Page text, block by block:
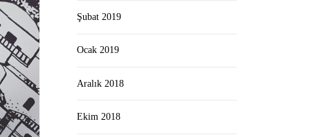
Şubat 2019
Ocak 2019
Aralık 2018
Ekim 2018